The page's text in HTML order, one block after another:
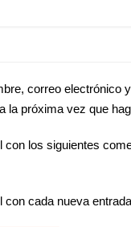
correo electrónico
la próxima vez que
con los siguientes
con cada nueva